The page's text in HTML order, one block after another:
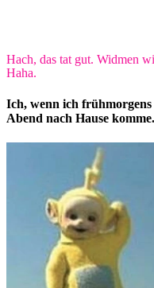
Hach, das tat gut. Widmen
Haha.
Ich, wenn ich frühmorgens
Abend nach Hause komme.